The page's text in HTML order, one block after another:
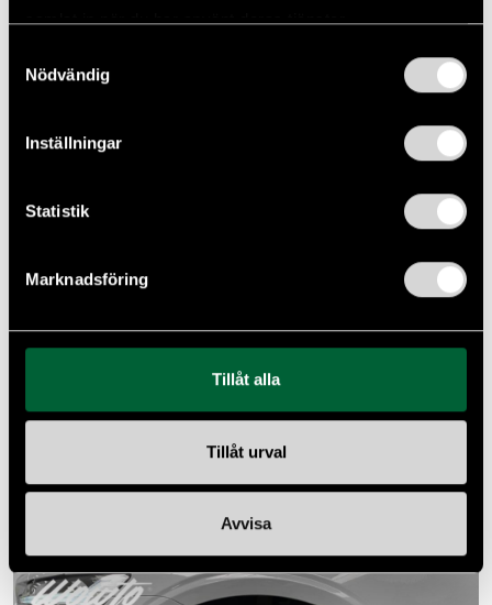
samlat in när du har använt deras tjänster.
Nödvändig
Inställningar
Statistik
Marknadsföring
Tillåt alla
Tillåt urval
Avvisa